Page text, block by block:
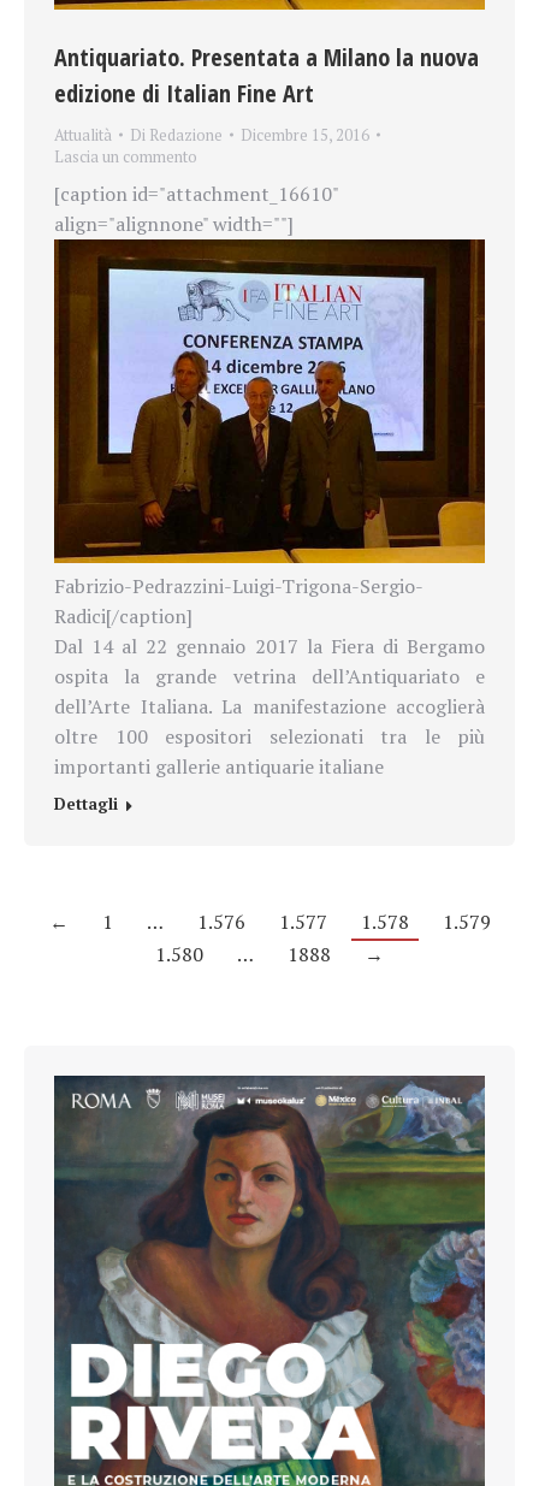
Antiquariato. Presentata a Milano la nuova
edizione di Italian Fine Art
Attualità Di Redazione
Dicembre 15, 2016
Lascia un commento
[caption id="attachment_16610"
align="alignnone" width=""]
Fabrizio-Pedrazzini-Luigi-Trigona-Sergio-
Radici[/caption]
Dal 14 al 22 gennaio 2017 la Fiera di Bergamo
ospita la grande vetrina dell’Antiquariato e
dell’Arte Italiana. La manifestazione accoglierà
oltre 100 espositori selezionati tra le più
importanti gallerie antiquarie italiane
Dettagli
← 1 … 1.576 1.577 1.578
1.579
1.580
… 1888 →